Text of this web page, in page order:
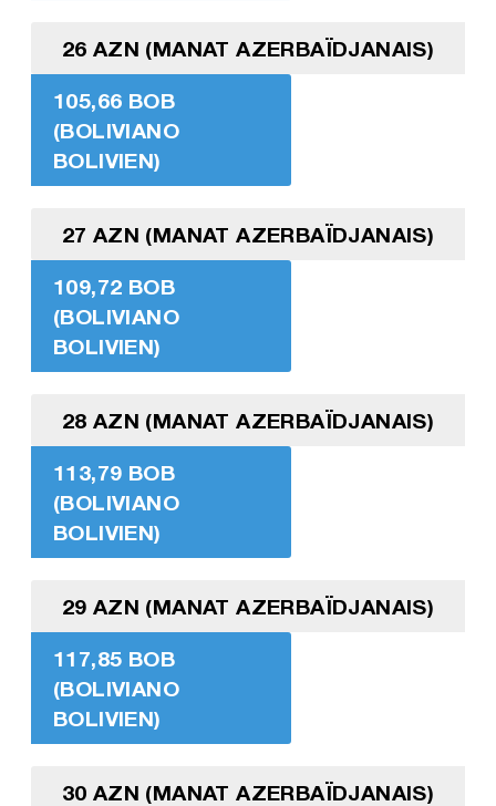
26 AZN (MANAT AZERBAÏDJANAIS)
105,66 BOB
(BOLIVIANO
BOLIVIEN)
27 AZN (MANAT AZERBAÏDJANAIS)
109,72 BOB
(BOLIVIANO
BOLIVIEN)
28 AZN (MANAT AZERBAÏDJANAIS)
113,79 BOB
(BOLIVIANO
BOLIVIEN)
29 AZN (MANAT AZERBAÏDJANAIS)
117,85 BOB
(BOLIVIANO
BOLIVIEN)
30 AZN (MANAT AZERBAÏDJANAIS)